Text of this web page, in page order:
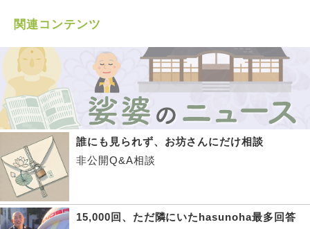
関連コンテンツ
誰にも見られず、お坊さんにだけ相談
非公開Q&A相談
15,000回、ただ隣にいたhasunoha最多回答